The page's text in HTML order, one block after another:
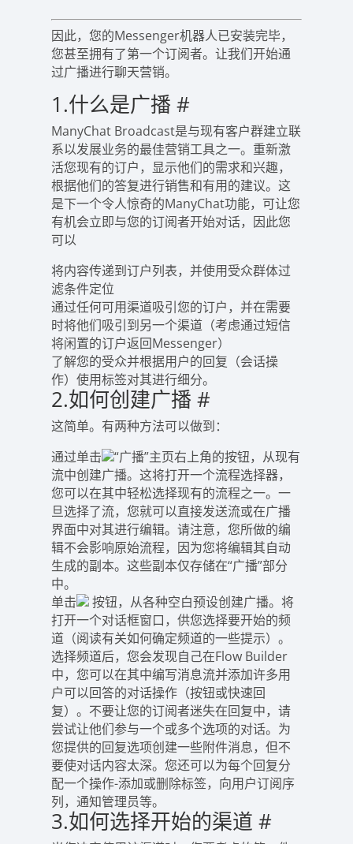
因此，您的Messenger机器人已安装完毕，
您甚至拥有了第一个订阅者。让我们开始通
过广播进行聊天营销。
1.什么是广播 #
ManyChat Broadcast是与现有客户群建立联
系以发展业务的最佳营销工具之一。重新激
活您现有的订户，显示他们的需求和兴趣，
根据他们的答复进行销售和有用的建议。这
是下一个令人惊奇的ManyChat功能，可让您
有机会立即与您的订阅者开始对话，因此您
可以
将内容传递到订户列表，并使用受众群体过
滤条件定位
通过任何可用渠道吸引您的订户，并在需要
时将他们吸引到另一个渠道（考虑通过短信
将闲置的订户返回Messenger）
了解您的受众并根据用户的回复（会话操
作）使用标签对其进行细分。
2.如何创建广播 #
这简单。有两种方法可以做到：
通过单击
“广播”主页右上角的按钮，从现有
流中创建广播。这将打开一个流程选择器，
您可以在其中轻松选择现有的流程之一。一
旦选择了流，您就可以直接发送流或在广播
界面中对其进行编辑。请注意，您所做的编
辑不会影响原始流程，因为您将编辑其自动
生成的副本。这些副本仅存储在“广播”部分
中。
单击
按钮，从各种空白预设创建广播。将
打开一个对话框窗口，供您选择要开始的频
道（阅读有关如何确定频道的一些提示）。
选择频道后，您会发现自己在Flow Builder
中，您可以在其中编写消息流并添加许多用
户可以回答的对话操作（按钮或快速回
复）。不要让您的订阅者迷失在回复中，请
尝试让他们参与一个或多个选项的对话。为
您提供的回复选项创建一些附件消息，但不
要使对话内容太深。您还可以为每个回复分
配一个操作-添加或删除标签，向用户订阅序
列，通知管理员等。
3.如何选择开始的渠道 #